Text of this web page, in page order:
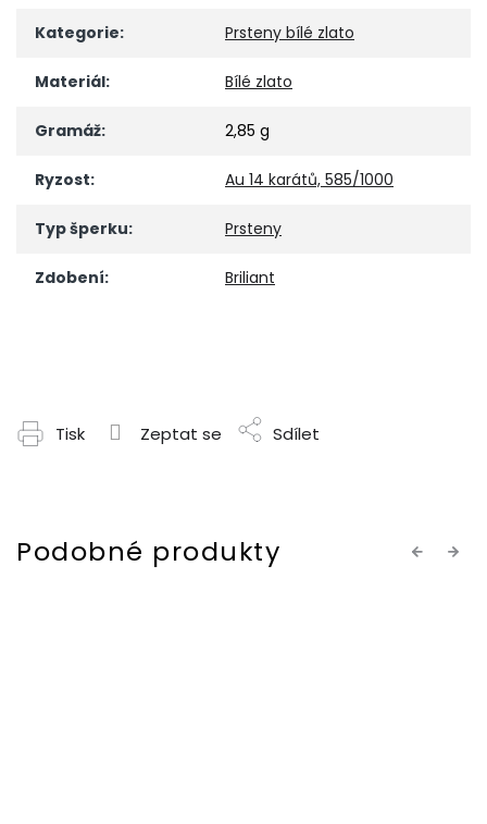
Kategorie: Prsteny bílé zlato
Materiál: Bílé zlato
Gramáž: 2,85 g
Ryzost: Au 14 karátů, 585/1000
Typ šperku: Prsteny
Zdobení: Briliant
Tisk Zeptat se Sdílet
Previous
Next